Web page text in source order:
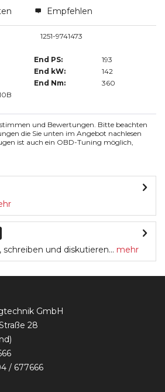
Empfehlen
1251-9741473
End PS:
193
End kW:
142
End Nm:
360
und Bewertungen. Bitte beachten
die Sie unten im Angebot nachlesen
ist auch ein OBD-Tuning möglich,
und diskutieren... mehr
GmbH
28
/ 677666